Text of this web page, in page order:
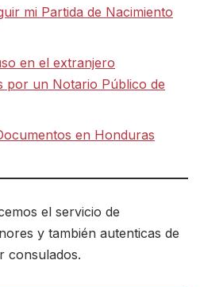
mi Partida de Nacimiento
en el extranjero
por un Notario Público de
en Honduras
el servicio de
y también autenticas de
consulados.